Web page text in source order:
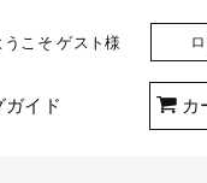
うこそ ゲスト様
ガイド カ